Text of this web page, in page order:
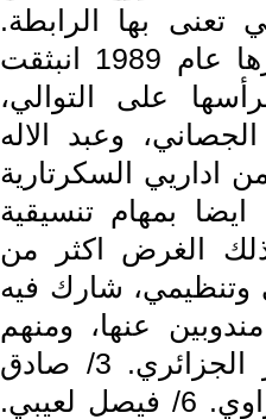
تعنى بها الرابطة.
وعقد فرع براغ عدة مؤتمرات واخرها عام 1989 انبثقت
على التوالي،
وعبد الاله
اداريي السكرتارية
بمهام تنسيقية
الغرض اكثر من
وتنظيمي، شارك فيه
عنها، ومنهم
الذوات: 1/ حميد الخاقاني. 2/ زهير الجزائري. 3/ صادق
الصايغ. 4/ فائق بطي. 5/ فاضل العزاوي. 6/ فيصل لعيبي.